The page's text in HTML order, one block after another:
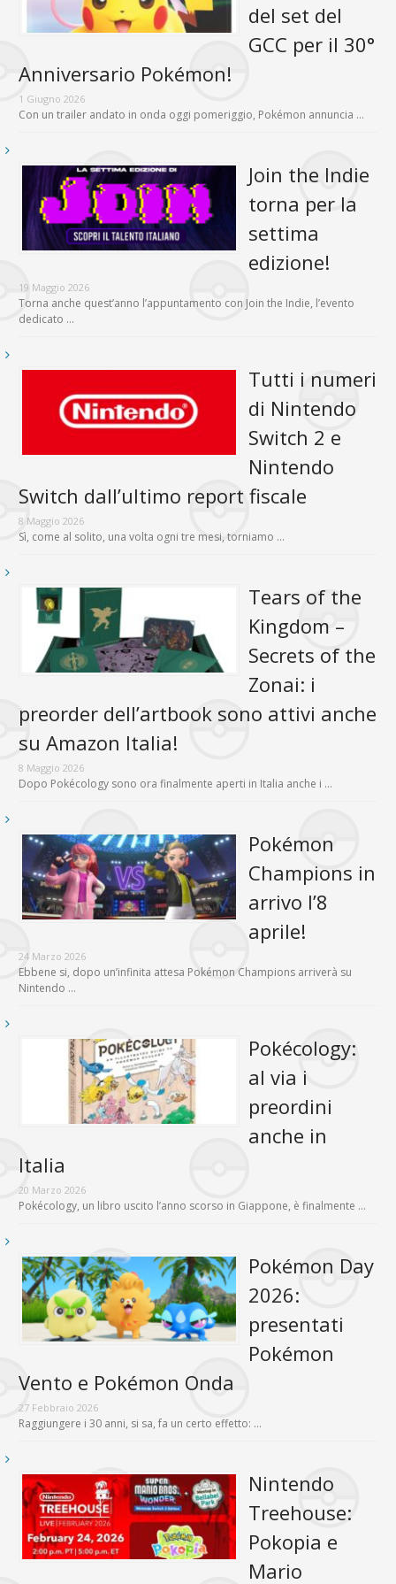
del set del
GCC per il 30°
Anniversario Pokémon!
1 Giugno 2026
Con un trailer andato in onda oggi pomeriggio, Pokémon annuncia …
Join the Indie
torna per la
settima
edizione!
19 Maggio 2026
Torna anche quest’anno l’appuntamento con Join the Indie, l’evento
dedicato …
Tutti i numeri
di Nintendo
Switch 2 e
Nintendo
Switch dall’ultimo report fiscale
8 Maggio 2026
Sì, come al solito, una volta ogni tre mesi, torniamo …
Tears of the
Kingdom –
Secrets of the
Zonai: i
preorder dell’artbook sono attivi anche
su Amazon Italia!
8 Maggio 2026
Dopo Pokécology sono ora finalmente aperti in Italia anche i …
Pokémon
Champions in
arrivo l’8
aprile!
24 Marzo 2026
Ebbene si, dopo un’infinita attesa Pokémon Champions arriverà su
Nintendo …
Pokécology:
al via i
preordini
anche in
Italia
20 Marzo 2026
Pokécology, un libro uscito l’anno scorso in Giappone, è finalmente …
Pokémon Day
2026:
presentati
Pokémon
Vento e Pokémon Onda
27 Febbraio 2026
Raggiungere i 30 anni, si sa, fa un certo effetto: …
Nintendo
Treehouse:
Pokopia e
Mario